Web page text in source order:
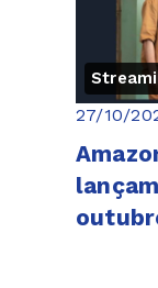
27/10/